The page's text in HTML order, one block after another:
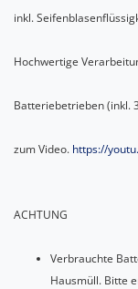
inkl.
Hochwertige
Batteriebetrieben (inkl.
zum Video. https://
ACHTUNG
Verbrauchte
Hausmüll. Bitte